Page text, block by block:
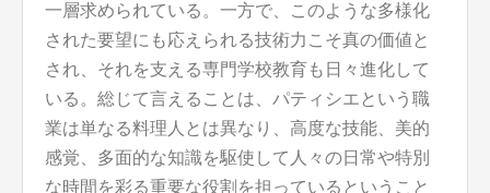
一層求められている。一方で、このような多様化
された要望にも応えられる技術力こそ真の価値と
され、それを支える専門学校教育も日々進化して
いる。総じて言えることは、パティシエという職
業は単なる料理人とは異なり、高度な技能、美的
感覚、多面的な知識を駆使して人々の日常や特別
な時間を彩る重要な役割を担っているということ